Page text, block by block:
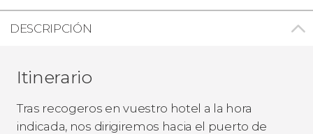
DESCRIPCIÓN
Itinerario
Tras recogeros en vuestro hotel a la hora
indicada, nos dirigiremos hacia el puerto de